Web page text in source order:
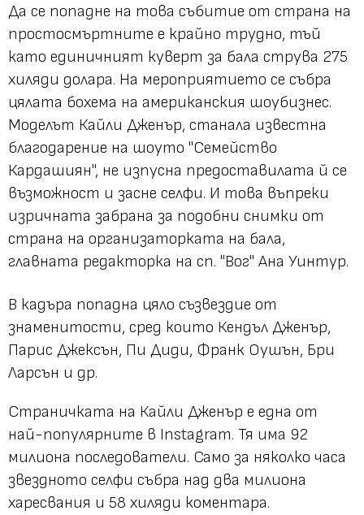
Да се попадне на това събитие от страна на
простосмъртните е крайно трудно, тъй
като единичният куверт за бала струва 275
хиляди долара. На мероприятието се събра
цялата бохема на американския шоубизнес.
Моделът Кайли Дженър, станала известна
благодарение на шоуто "Семейство
Кардашиян", не изпусна предоставилата й се
възможност и засне селфи. И това въпреки
изричната забрана за подобни снимки от
страна на организаторката на бала,
главната редакторка на сп. "Вог" Ана Уинтур.
В кадъра попадна цяло съзвездие от
знаменитости, сред които Кендъл Дженър,
Парис Джексън, Пи Диди, Франк Оушън, Бри
Ларсън и др.
Страничката на Кайли Дженър е една от
най-популярните в Instagram. Тя има 92
милиона последователи. Само за няколко часа
звездното селфи събра над два милиона
харесвания и 58 хиляди коментара.